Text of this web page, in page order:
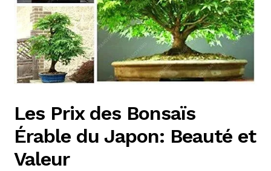
Les Prix des Bonsaïs
Érable du Japon: Beauté et
Valeur